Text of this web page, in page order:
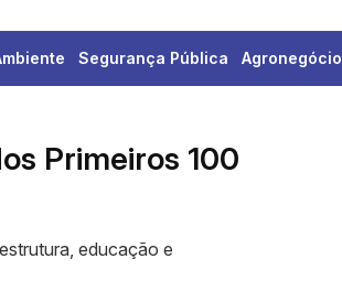
Segurança Pública Agronegócio
Primeiros 100
educação e